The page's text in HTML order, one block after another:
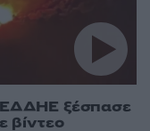
ξέσπασε
βίντεο